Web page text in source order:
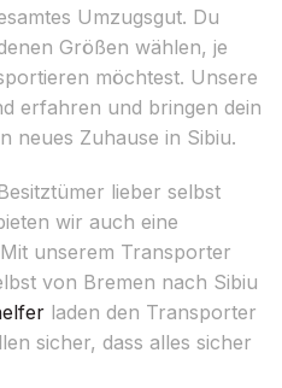
Umzugsgut. Du
Größen wählen, je
möchtest. Unsere
erfahren und bringen dein
neues Zuhause in Sibiu.
lieber selbst
wir auch eine
unserem Transporter
von Bremen nach Sibiu
laden den Transporter
sicher, dass alles sicher